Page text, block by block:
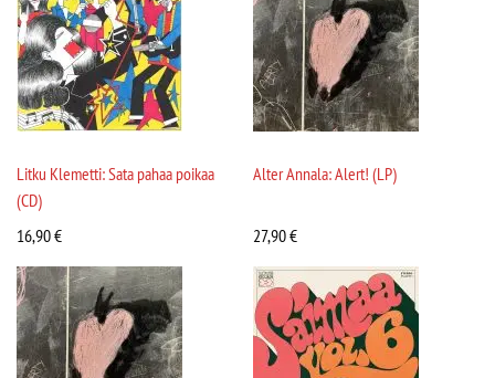
Litku Klemetti: Sata pahaa poikaa
(CD)
16,90€
Alter Annala: Alert! (LP)
27,90€